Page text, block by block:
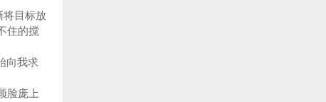
将目标放
住的搅
向我求
脸庞上